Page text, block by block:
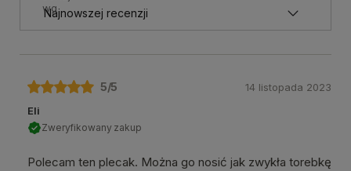
wg
5/5
Eli
Zweryfikowany zakup
Polecam ten plecak. Można go nosić jak zwykła torebkę
14 listopada 2023